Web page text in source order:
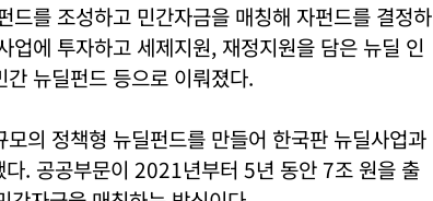
를 조성하고 민간자금을 매칭해 자펀드를 결정하
에 투자하고 세제지원, 재정지원을 담은 뉴딜 인
뉴딜펀드 등으로 이뤄졌다.
의 정책형 뉴딜펀드를 만들어 한국판 뉴딜사업과
. 공공부문이 2021년부터 5년 동안 7조 원을 출